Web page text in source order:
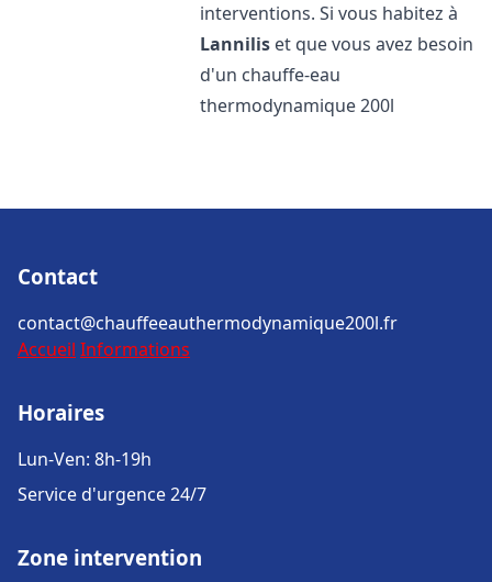
interventions. Si vous habitez à
Lannilis et que vous avez besoin
d'un chauffe-eau
thermodynamique 200l
Contact
contact@chauffeeauthermodynamique200l.fr
Accueil Informations
Horaires
Lun-Ven: 8h-19h
Service d'urgence 24/7
Zone intervention